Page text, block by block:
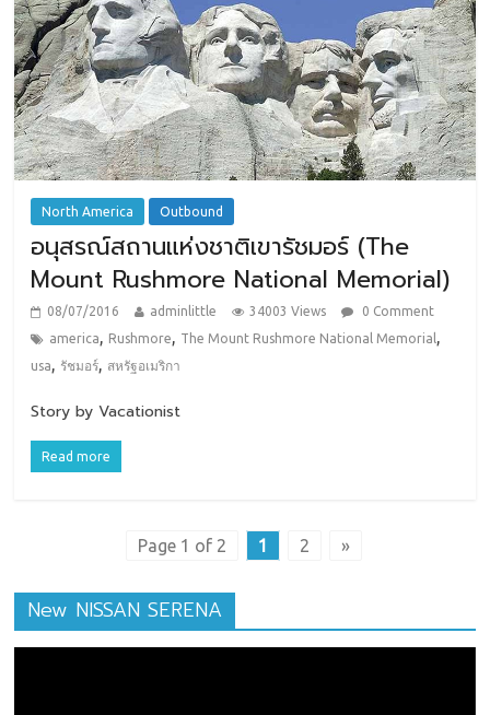
North America Outbound
อนุสรณ์สถานแห่งชาติเขารัชมอร์ (The
Mount Rushmore National Memorial)
08/07/2016 adminlittle 34003 Views
0 Comment
america
Rushmore The Mount Rushmore National Memorial
usa รัชมอร์ สหรัฐอเมริกา
Story by Vacationist
Read more
Page 1 of 2 1 2 »
New NISSAN SERENA